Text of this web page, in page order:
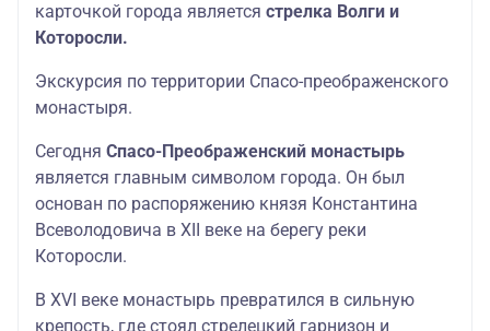
карточкой города является стрелка Волги и
Которосли.
Экскурсия по территории Спасо-преображенского
монастыря.
Сегодня Спасо-Преображенский монастырь
является главным символом города. Он был
основан по распоряжению князя Константина
Всеволодовича в XII веке на берегу реки
Которосли.
В XVI веке монастырь превратился в сильную
крепость, где стоял стрелецкий гарнизон и